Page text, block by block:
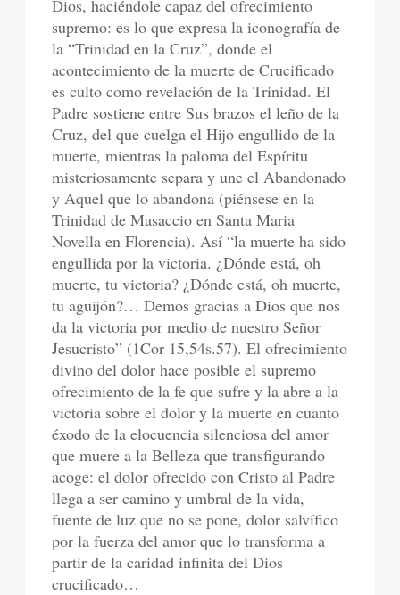
Dios, haciéndole capaz del ofrecimiento
supremo: es lo que expresa la iconografía de
la “Trinidad en la Cruz”, donde el
acontecimiento de la muerte de Crucificado
es culto como revelación de la Trinidad. El
Padre sostiene entre Sus brazos el leño de la
Cruz, del que cuelga el Hijo engullido de la
muerte, mientras la paloma del Espíritu
misteriosamente separa y une el Abandonado
y Aquel que lo abandona (piénsese en la
Trinidad de Masaccio en Santa Maria
Novella en Florencia). Así “la muerte ha sido
engullida por la victoria. ¿Dónde está, oh
muerte, tu victoria? ¿Dónde está, oh muerte,
tu aguijón?… Demos gracias a Dios que nos
da la victoria por medio de nuestro Señor
Jesucristo” (1Cor 15,54s.57). El ofrecimiento
divino del dolor hace posible el supremo
ofrecimiento de la fe que sufre y la abre a la
victoria sobre el dolor y la muerte en cuanto
éxodo de la elocuencia silenciosa del amor
que muere a la Belleza que transfigurando
acoge: el dolor ofrecido con Cristo al Padre
llega a ser camino y umbral de la vida,
fuente de luz que no se pone, dolor salvífico
por la fuerza del amor que lo transforma a
partir de la caridad infinita del Dios
crucificado…